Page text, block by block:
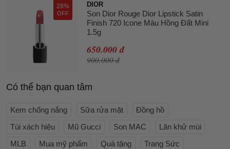
28%
OFF
DIOR
Son Dior Rouge Dior Lipstick Satin
Finish 720 Icone Màu Hồng Đất Mini
1.5g
650.000 đ
900.000 đ
Có thể bạn quan tâm
Kem chống nắng Sữa rửa mặt
Đồng hồ
Túi xách hiệu
Mũ Gucci Son MAC
Lăn khử mùi
MLB
Mua mỹ phẩm Quà tặng
Trang Sức